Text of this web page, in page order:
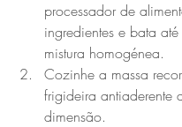
processador de
ingredientes e bata
mistura homogénea.
Cozinhe a massa
frigideira antiaderente
dimensão.